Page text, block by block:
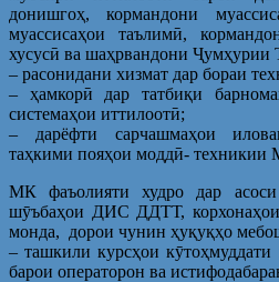
донишгоҳ, кормандони
муассисаҳои таълимӣ,
хусусӣ ва шаҳрвандони Ҷумҳурии
– расонидани хизмат дар бораи
– ҳамкорӣ дар татбиқи
системаҳои иттилоотӣ;
– дарёфти сарчашмаҳои
таҳкими пояҳои моддӣ- техникии
МК фаъолияти худро дар
шӯъбаҳои ДИС ДДТТ, корхонаҳои
монда, дорои чунин ҳуқуқҳо
– ташкили курсҳои
барои операторон ва